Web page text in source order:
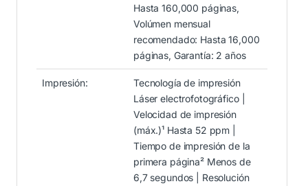
Hasta 160,000 páginas,
Volúmen mensual
recomendado: Hasta 16,000
páginas, Garantía: 2 años
Impresión:
Tecnología de impresión
Láser electrofotográfico |
Velocidad de impresión
(máx.)¹ Hasta 52 ppm |
Tiempo de impresión de la
primera página² Menos de
6,7 segundos | Resolución